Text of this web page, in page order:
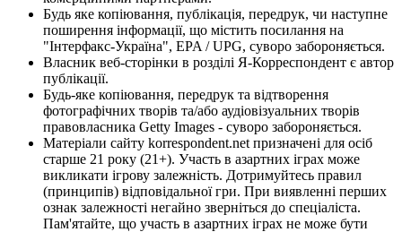
Будь яке копіювання, публікація, передрук, чи наступне
поширення інформації, що містить посилання на
"Інтерфакс-Україна", EPA / UPG, суворо забороняється.
Власник веб-сторінки в розділі Я-Корреспондент є автор
публікації.
Будь-яке копіювання, передрук та відтворення
фотографічних творів та/або аудіовізуальних творів
правовласника Getty Images - суворо забороняється.
Матеріали сайту korrespondent.net призначені для осіб
старше 21 року (21+). Участь в азартних іграх може
викликати ігрову залежність. Дотримуйтесь правил
(принципів) відповідальної гри. При виявленні перших
ознак залежності негайно зверніться до спеціаліста.
Пам'ятайте, що участь в азартних іграх не може бути